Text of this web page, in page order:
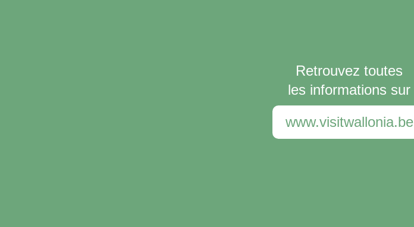
Retrouvez toutes
les informations sur
www.visitwallonia.be